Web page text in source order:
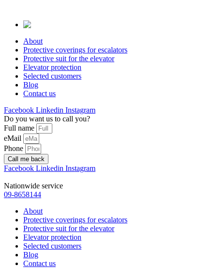
content
About
Protective coverings for escalators
Protective suit for the elevator
Elevator protection
Selected customers
Blog
Contact us
Facebook Linkedin Instagram
Do you want us to call you?
Full name
eMail
Phone
Call me back
Facebook Linkedin Instagram
Nationwide service
09-8658144
About
Protective coverings for escalators
Protective suit for the elevator
Elevator protection
Selected customers
Blog
Contact us